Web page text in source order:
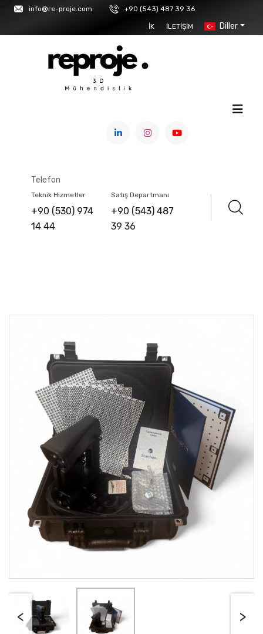
info@re-proje.com +90 (543) 487 39 36
İK İLETIŞIM Diller
Telefon
Teknik Hizmetler
+90 (530) 974
14 44
Satış Departmanı
+90 (543) 487
39 36
SCANFORM L5
< >